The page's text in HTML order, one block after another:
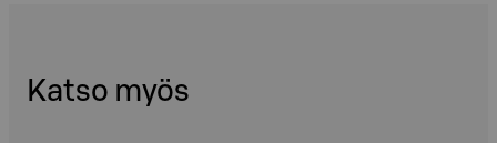
Katso myös